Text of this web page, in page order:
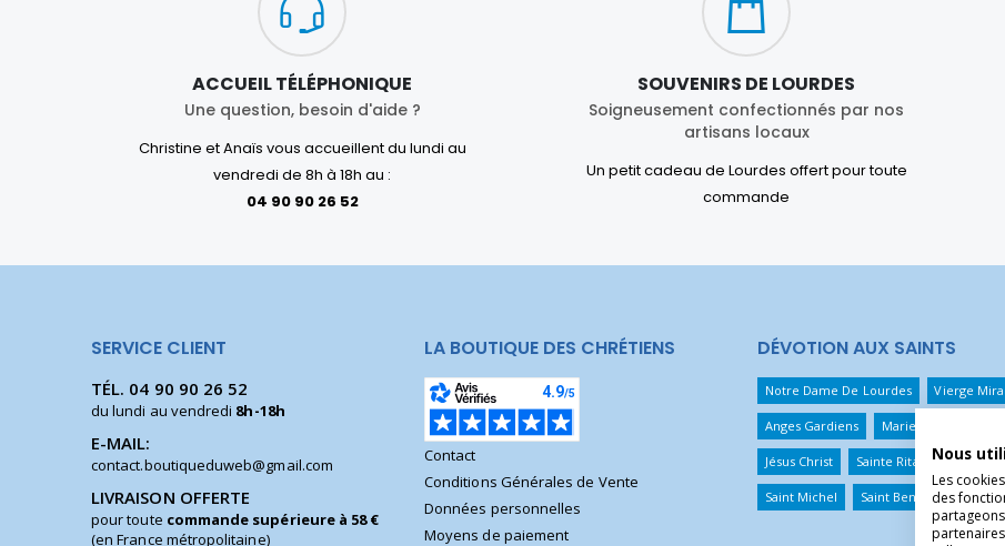
ACCUEIL TÉLÉPHONIQUE
Une question, besoin d'aide ?
Christine et Anaïs vous accueillent du lundi au
vendredi de 8h à 18h au :
04 90 90 26 52
SOUVENIRS DE LOURDES
Soigneusement confectionnés par nos
artisans locaux
Un petit cadeau de Lourdes offert pour toute
commande
SERVICE CLIENT
TÉL. 04 90 90 26 52
du lundi au vendredi 8h-18h
E-MAIL:
contact.boutiqueduweb@gmail.com
LIVRAISON OFFERTE
pour toute commande supérieure à 58 €
(en France métropolitaine)
LA BOUTIQUE DES CHRÉTIENS
Contact
Conditions Générales de Vente
Données personnelles
Moyens de paiement
DÉVOTION AUX SAINTS
Notre Dame De Lourdes Vierge
Anges Gardiens Marie Qui Défait Les
Jésus Christ Sainte Rita Sainte
Saint Michel Saint Benoît Saint
Nous
Les
des